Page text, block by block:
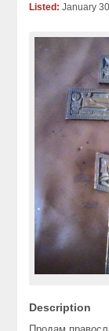
Listed: January
Description